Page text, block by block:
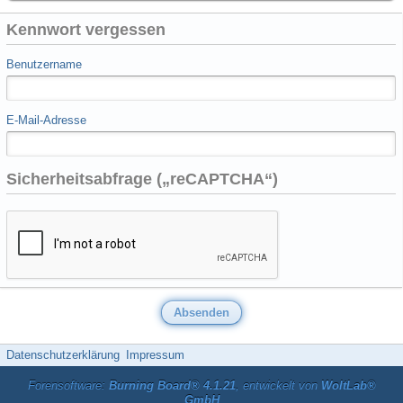
Kennwort vergessen
Benutzername
E-Mail-Adresse
Sicherheitsabfrage („reCAPTCHA“)
Datenschutzerklärung Impressum
Forensoftware: Burning Board® 4.1.21, entwickelt von WoltLab®
GmbH